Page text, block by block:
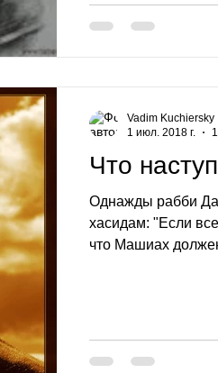
Что
Однажды рабби
хасидам: "Если
что Машиах
Vadim Kuchiersky
1 июл. 2018 г.